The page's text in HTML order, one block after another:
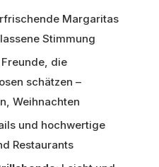
Margaritas
Stimmung
Freunde, die
schätzen –
Weihnachten
und hochwertige
Restaurants